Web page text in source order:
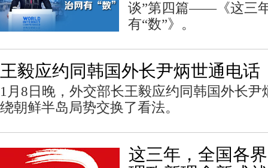
谈”第四篇——《这三
有“数”》。
王毅应约同韩国外长尹炳世通电话
1月8日晚，外交部长王毅应约同韩国外长
绕朝鲜半岛局势交换了看法。
这三年，全国各